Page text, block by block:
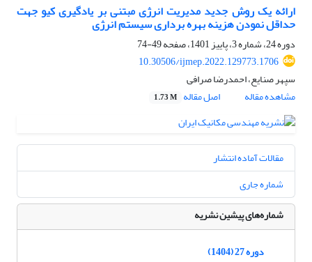
ارائه یک روش جدید مدیریت انرژی مبتنی بر یادگیری کیو جهت
حداقل نمودن هزینه بهره ‌برداری سیستم انرژی
دوره 24، شماره 3، پاییز 1401، صفحه
49-74
10.30506/ijmep.2022.129773.1706
سپهر صنایع، احمدرضا صرافی
مشاهده مقاله
اصل مقاله 1.73 M
مقالات آماده انتشار
شماره جاری
شماره‌های پیشین نشریه
دوره 27 (1404)